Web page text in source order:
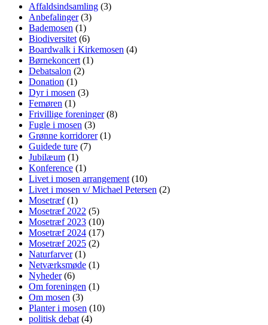
Affaldsindsamling (3)
Anbefalinger(3)
Bademosen (1)
Biodiversitet (6)
Boardwalk i Kirkemosen (4)
Børnekoncert (1)
Debatsalon (2)
Donation (1)
Dyr i mosen (3)
Femøren (1)
Frivillige foreninger(8)
Fugle i mosen (3)
Grønne korridorer(1)
Guidede ture (7)
Jubilæum (1)
Konference (1)
Livet i mosen arrangement (10)
Livet i mosen v/ Michael Petersen (2)
Mosetræf(1)
Mosetræf 2022 (5)
Mosetræf 2023 (10)
Mosetræf 2024 (17)
Mosetræf 2025 (2)
Naturfarver(1)
Netværksmøde (1)
Nyheder(6)
Om foreningen (1)
Om mosen (3)
Planter i mosen (10)
politisk debat (4)